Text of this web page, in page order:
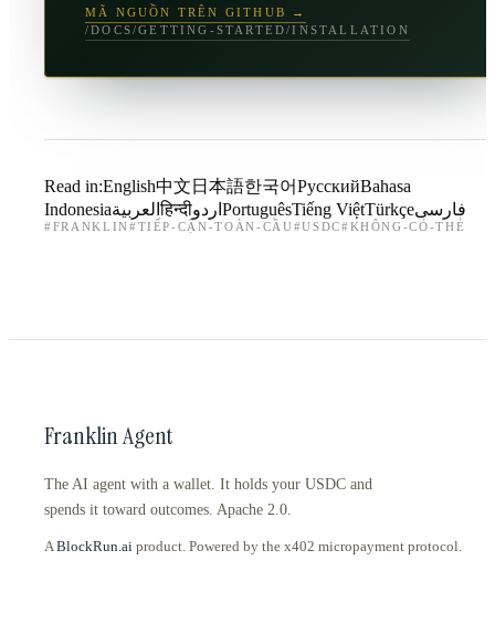
MÃ NGUỒN TRÊN GITHUB →
/DOCS/GETTING-STARTED/INSTALLATION
Read in:English中文 日本語한국어РусскийBahasa
Indonesiaالعربيةहिन्दीاردو PortuguêsTiếng ViệtTürkçeفارسی
# FRANKLIN# TIẾP-CẬN-TOÀN-CẦU#USDC# KHÔNG-CÓ-THẺ
Franklin Agent
The AI agent with a wallet. It holds your USDC and
spends it toward outcomes. Apache 2.0.
A BlockRun.ai product. Powered by the x402 micropayment protocol.